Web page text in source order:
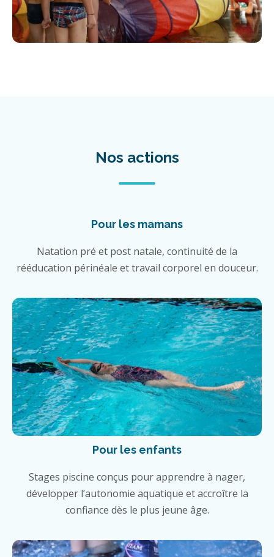
Nos actions
Pour les mamans
Natation pré et post natale, continuité de la
rééducation périnéale et travail corporel en douceur.
Pour les enfants
Stages piscine conçus pour apprendre à nager,
développer l’autonomie aquatique et accroître la
confiance dès le plus jeune âge.